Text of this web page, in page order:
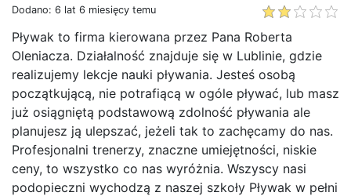
Dodano: 6 lat 6 miesięcy temu
Pływak to firma kierowana przez Pana Roberta
Oleniacza. Działalność znajduje się w Lublinie, gdzie
realizujemy lekcje nauki pływania. Jesteś osobą
początkującą, nie potrafiącą w ogóle pływać, lub masz
już osiągniętą podstawową zdolność pływania ale
planujesz ją ulepszać, jeżeli tak to zachęcamy do nas.
Profesjonalni trenerzy, znaczne umiejętności, niskie
ceny, to wszystko co nas wyróżnia. Wszyscy nasi
podopieczni wychodzą z naszej szkoły Pływak w pełni